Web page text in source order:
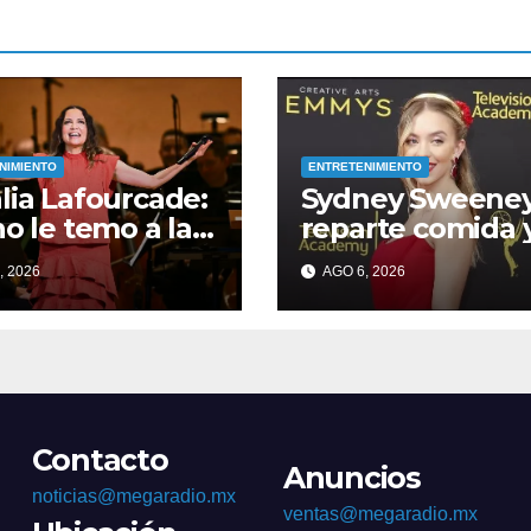
Lafourcade:
le temo a la
2026
ENTRETENIMIENTO
Sydney
reparte comida
ayuda a las
afectadas por los
incendios en su
AGO 6, 2026
Contacto
noticias@megaradio.mx Anuncios
ventas@megaradio.mx